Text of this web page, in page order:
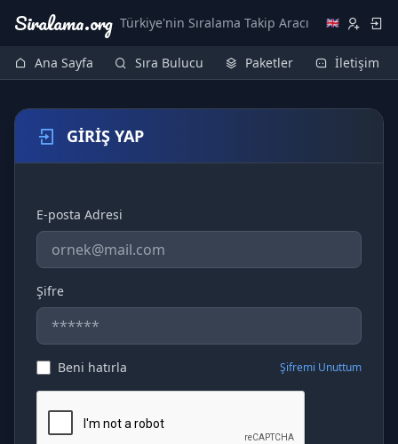
Siralama.org Türkiye'nin Sıralama Takip Aracı 🇬🇧
Ana Sayfa Sıra Bulucu Paketler İletişim
GİRİŞ YAP
E-posta Adresi
Şifre
Beni hatırla Şifremi Unuttum